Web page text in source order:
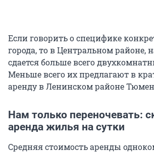
Если говорить о специфике
города, то в Центральном районе,
сдается больше всего
Меньше всего их предлагают в
аренду в Ленинском районе
Нам только переночевать:
аренда жилья на сутки
Средняя стоимость аренды